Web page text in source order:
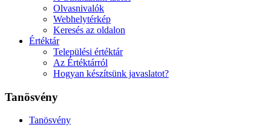
Olvasnivalók
Webhelytérkép
Keresés az oldalon
Értéktár
Települési értéktár
Az Értéktárról
Hogyan készítsünk javaslatot?
Tanösvény
Tanösvény